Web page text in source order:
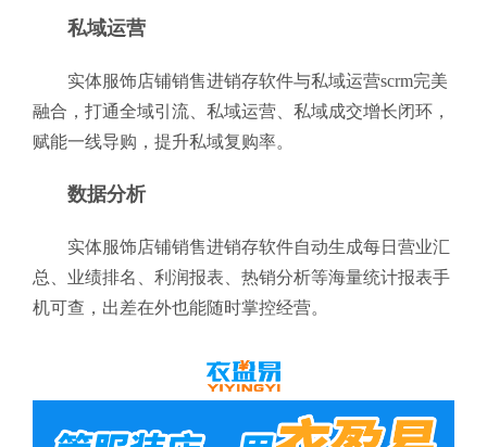
私域运营
实体服饰店铺销售进销存软件与私域运营scrm完美
融合，打通全域引流、私域运营、私域成交增长闭环，
赋能一线导购，提升私域复购率。
数据分析
实体服饰店铺销售进销存软件自动生成每日营业汇
总、业绩排名、利润报表、热销分析等海量统计报表手
机可查，出差在外也能随时掌控经营。